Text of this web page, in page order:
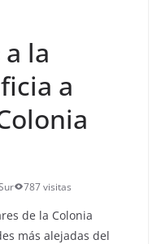
la
a
787 visitas
de la Colonia
más alejadas del